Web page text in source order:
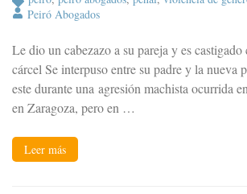
Peiró Abogados
Le dio un cabezazo a su pareja y es castigado
cárcel Se interpuso entre su padre y la nueva
este durante una agresión machista ocurrida
en Zaragoza, pero en …
Leer más